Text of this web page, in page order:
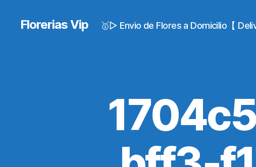
Florerias Vip 🥇▷ Envio de Flores a Domicilio【